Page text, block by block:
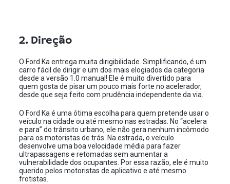
2. Direção
O Ford Ka entrega muita dirigibilidade. Simplificando, é um
carro fácil de dirigir e um dos mais elogiados da categoria
desde a versão 1.0 manual! Ele é muito divertido para
quem gosta de pisar um pouco mais forte no acelerador,
desde que seja feito com prudência independente da via.
O Ford Ka é uma ótima escolha para quem pretende usar o
veículo na cidade ou até mesmo nas estradas. No “acelera
e para” do trânsito urbano, ele não gera nenhum incômodo
para os motoristas de trás. Na estrada, o veículo
desenvolve uma boa velocidade média para fazer
ultrapassagens e retomadas sem aumentar a
vulnerabilidade dos ocupantes. Por essa razão, ele é muito
querido pelos motoristas de aplicativo e até mesmo
frotistas.